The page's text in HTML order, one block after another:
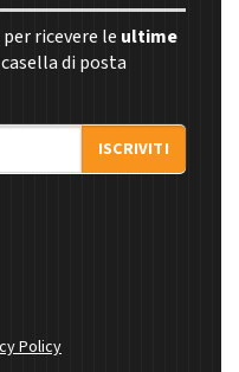
ricevere le ultime
di posta
ISCRIVITI
Policy